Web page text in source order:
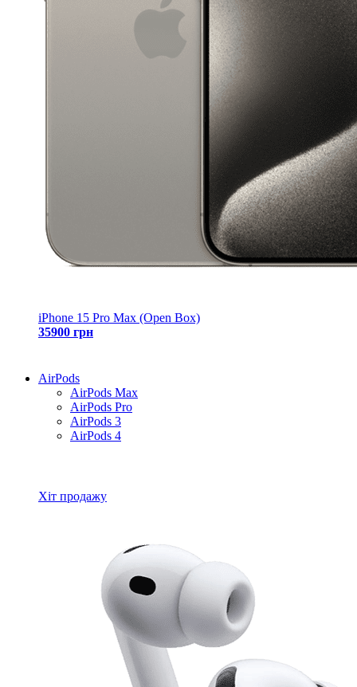
iPhone 15 Pro Max (Open Box)
35900 грн
AirPods
AirPods Max
AirPods Pro
AirPods 3
AirPods 4
Хіт продажу